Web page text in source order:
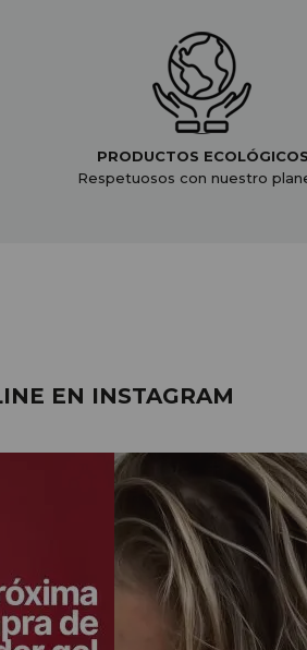
PRODUCTOS ECOLÓGICOS
Respetuosos con nuestro
EN INSTAGRAM